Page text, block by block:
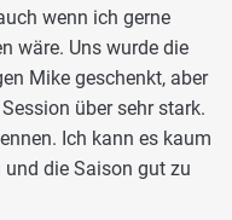
wenn ich gerne
wäre. Uns wurde die
Mike geschenkt, aber
über sehr stark.
Ich kann es kaum
und die Saison gut zu